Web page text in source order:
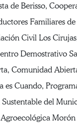
de Berisso,
Familiares de
Civil Los
Demostrativo
Comunidad
es Cuando,
del